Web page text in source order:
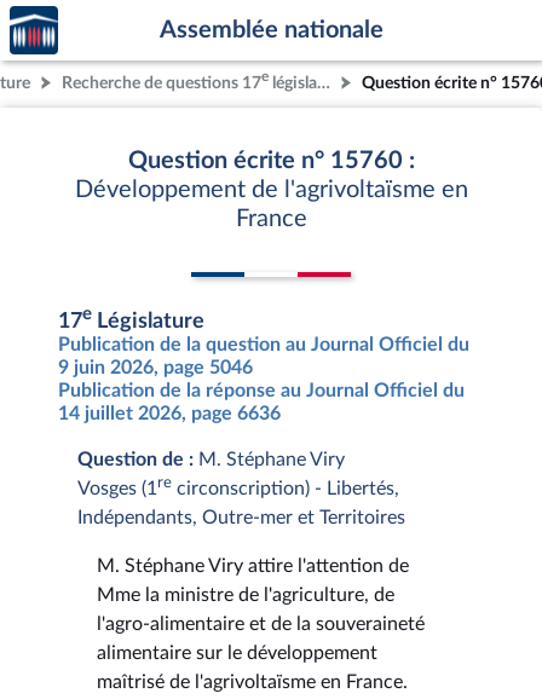
Aller au contenu
Aller en bas de la page
Accèder
à la
page
d'accueil
Assemblée nationale
Recherche de questions 17e législature Question écrite n°
Question écrite n° 15760 :
Développement de l'agrivoltaïsme en
France
17e Législature
Publication de la question au Journal Officiel du
9 juin 2026, page 5046
Publication de la réponse au Journal Officiel du
14 juillet 2026, page 6636
Question de : M. Stéphane Viry
Vosges (1 re circonscription) - Libertés,
Indépendants, Outre-mer et Territoires
M. Stéphane Viry attire l'attention de
Mme la ministre de l'agriculture, de
l'agro-alimentaire et de la souveraineté
alimentaire sur le développement
maîtrisé de l'agrivoltaïsme en France.